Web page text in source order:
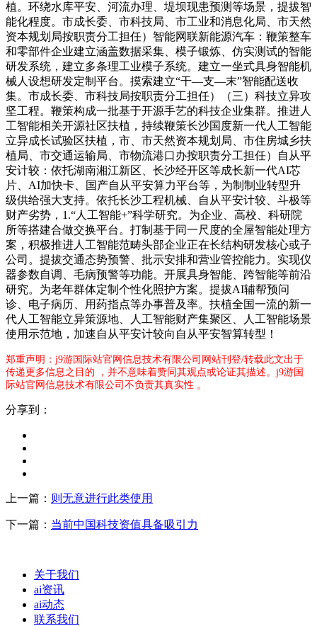
植。环绕水库平安、河流办理、堤坝现患预测等场景，提拔智
能化程度。市成长委、市科技局、市工业和消息化局、市天然
资本规划局按职责分工担任）智能网联新能源汽车：鞭策整车
和零部件企业建立涵盖数据采集、模子锻炼、仿实测试的智能
研发系统，建立多条理工业模子系统。建立一坐式具身智能机
械人设想研发定制平台。摸索建立“干—支—末”智能配送收
集。市成长委、市科技局按职责分工担任）（三）科技立异攻
坚工程。鞭策构成一批基于开源手艺的科技企业集群。推进人
工智能相关开源社区扶植，持续鞭策长沙国度新一代人工智能
立异成长试验区扶植，市、市天然资本规划局、市住房城乡扶
植局、市交通运输局、市物流港口办按职责分工担任）自从平
安计较：依托湖南湘江新区、长沙经开区等成长新一代AI芯
片、AI加快卡、国产自从平安算力平台等，为制制业转型升
级供给强大支持。依托长沙工程机械、自从平安计较、斗极等
财产劣势，1.“人工智能+”科学研究。为企业、高校、科研院
所等搭建合做交换平台。打制基于同一尺度的全屋智能处理方
案，积极推进人工智能范畴头部企业正在长结构研发核心或子
公司。提拔交通态势预警、批示安排和营业管控能力。实现仪
器参数自调、毛病预警等功能。开展具身智能、跨智能等前沿
研究。为老年群体定制个性化照护方案。提拔AI辅帮预问
诊、电子病历、用药指点等办事普及率。扶植全国一流的新一
代人工智能立异策源地、人工智能财产集聚区、人工智能场景
使用示范地，加速自从平安计较向自从平安智算转型！
郑重声明：j9游国际站官网信息技术有限公司网站刊登/转载此文出于
传递更多信息之目的 ，并不意味着赞同其观点或论证其描述。j9游国
际站官网信息技术有限公司不负责其真实性 。
分享到：
上一篇： 则无意进行此类使用
下一篇： 当前中国科技资值具备吸引力
关于我们
ai资讯
ai动态
联系我们